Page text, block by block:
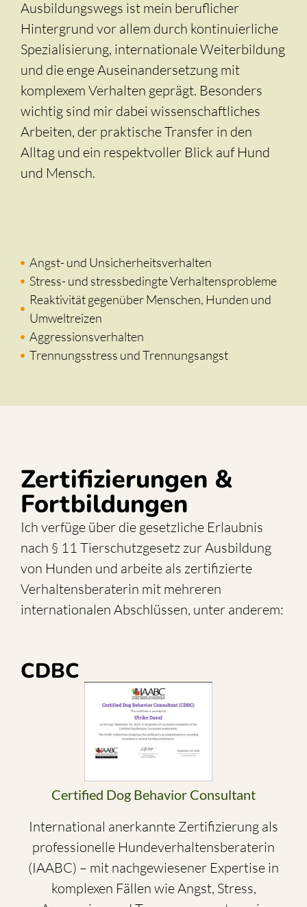
Ausbildungswegs ist mein beruflicher
Hintergrund vor allem durch kontinuierliche
Spezialisierung, internationale Weiterbildung
und die enge Auseinandersetzung mit
komplexem Verhalten geprägt. Besonders
wichtig sind mir dabei wissenschaftliches
Arbeiten, der praktische Transfer in den
Alltag und ein respektvoller Blick auf Hund
und Mensch.
Angst- und Unsicherheitsverhalten
Stress- und stressbedingte Verhaltensprobleme
Reaktivität gegenüber Menschen, Hunden und
Umweltreizen
Aggressionsverhalten
Trennungsstress und Trennungsangst
Zertifizierungen &
Fortbildungen
Ich verfüge über die gesetzliche Erlaubnis
nach § 11 Tierschutzgesetz zur Ausbildung
von Hunden und arbeite als zertifizierte
Verhaltensberaterin mit mehreren
internationalen Abschlüssen, unter anderem:
CDBC
Certified Dog Behavior Consultant
International anerkannte Zertifizierung als
professionelle Hundeverhaltensberaterin
(IAABC) – mit nachgewiesener Expertise in
komplexen Fällen wie Angst, Stress,